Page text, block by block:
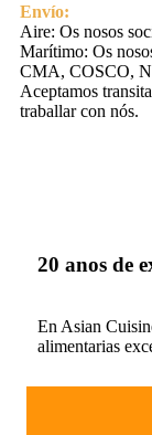
Envío:
Aire: Os nosos
Marítimo: Os
CMA, COSCO,
Aceptamos
traballar con nós.
20 anos de
En Asian
alimentarias